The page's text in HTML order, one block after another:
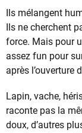
Ils mélangent
Ils ne cherchent
force. Mais pour
assez fun pour
après l’ouverture
Lapin, vache,
raconte pas la
doux, d’autres